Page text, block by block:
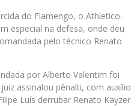
do Flamengo, o Athletico-
especial na defesa, onde deu
pelo técnico Renato
por Alberto Valentim foi
assinalou pênalti, com auxílio
Luís derrubar Renato Kayzer